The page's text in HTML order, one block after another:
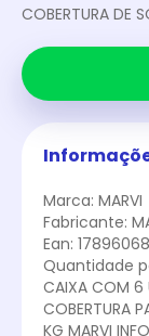
COBERTURA DE
Marca: MARVI
Fabricante:
Ean:
Quantidade
CAIXA COM 6
COBERTURA
KG MARVI